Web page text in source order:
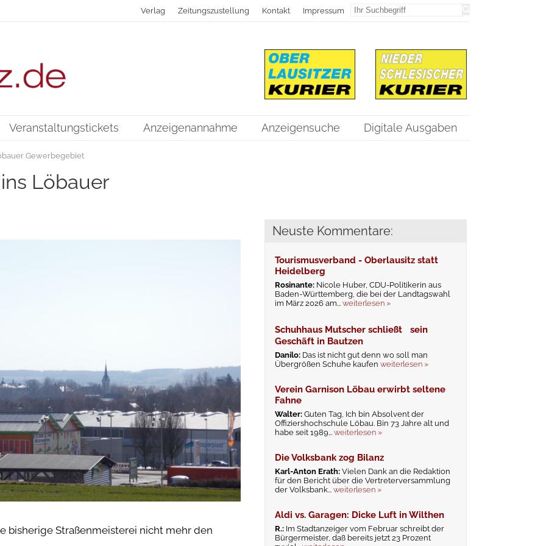
Verlag Zeitungszustellung Kontakt Impressum
Veranstaltungstickets Anzeigenannahme Anzeigensuche Digitale Ausgaben
Gewerbegebiet
Löbauer
bisherige Straßenmeisterei nicht mehr den
Neuste Kommentare:
Tourismusverband - Oberlausitz statt
Heidelberg
Rosinante: Nicole Huber, CDU-Politikerin aus
Baden-Württemberg, die bei der Landtagswahl
im März 2026 am...weiterlesen »
Schuhhaus Mutscher schließt sein
Geschäft in Bautzen
Danilo: Das ist nicht gut denn wo soll man
Übergrößen Schuhe kaufenweiterlesen »
Verein Garnison Löbau erwirbt seltene
Fahne
Walter:Guten Tag, Ich bin Absolvent der
Offiziershochschule Löbau. Bin 73 Jahre alt und
habe seit 1989...weiterlesen »
Die Volksbank zog Bilanz
Karl-Anton Erath:Vielen Dank an die Redaktion
für den Bericht über die Vertreterversammlung
der Volksbank...weiterlesen »
Aldi vs. Garagen: Dicke Luft in Wilthen
R.: Im Stadtanzeiger vom Februar schreibt der
Bürgermeister, daß bereits jetzt 23 Prozent